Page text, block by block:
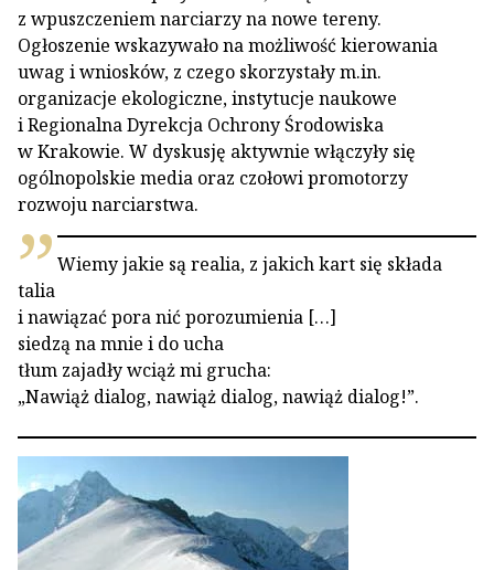
z wpuszczeniem narciarzy na nowe tereny.
Ogłoszenie wskazywało na możliwość kierowania
uwag i wniosków, z czego skorzystały m.in.
organizacje ekologiczne, instytucje naukowe
i Regionalna Dyrekcja Ochrony Środowiska
w Krakowie. W dyskusję aktywnie włączyły się
ogólnopolskie media oraz czołowi promotorzy
rozwoju narciarstwa.
Wiemy jakie są realia, z jakich kart się składa
talia
i nawiązać pora nić porozumienia […]
siedzą na mnie i do ucha
tłum zajadły wciąż mi grucha:
„Nawiąż dialog, nawiąż dialog, nawiąż dialog!”.